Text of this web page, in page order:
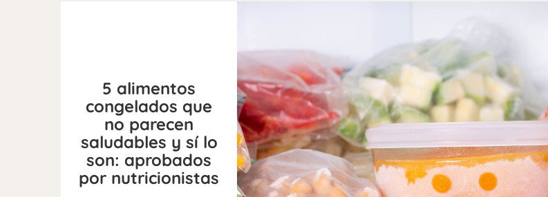
5 alimentos
congelados que
no parecen
saludables y sí lo
son: aprobados
por nutricionistas